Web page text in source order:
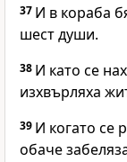
37 И в кораба
шест души.
38 И като се
изхвърляха
39 И когато се
обаче